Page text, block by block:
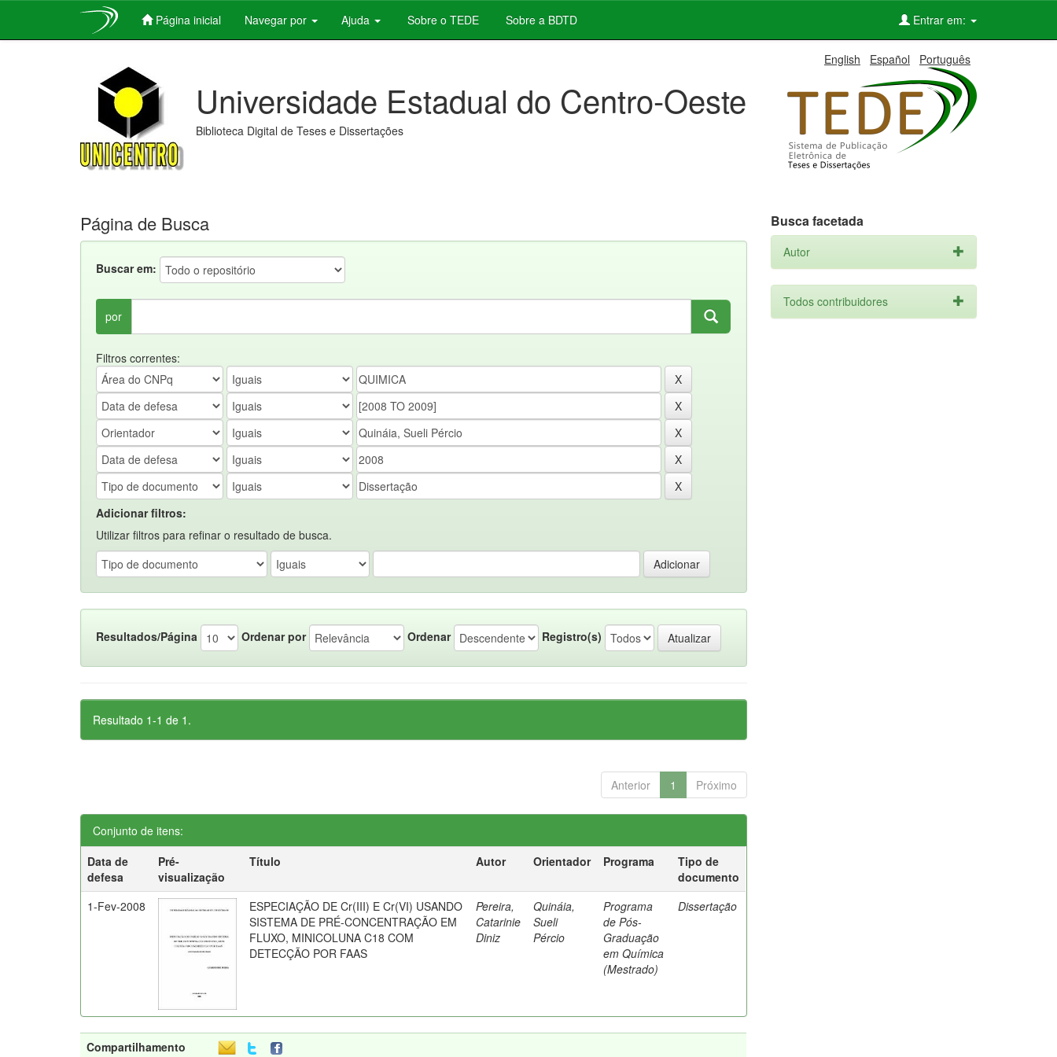
Página inicial Navegar por Ajuda Sobre o TEDE Sobre a BDTD Entrar em:
English Español Português
Universidade Estadual do Centro-Oeste
Biblioteca Digital de Teses e Dissertações
Página de Busca
Buscar em:
por
Filtros correntes:
Adicionar filtros:
Utilizar filtros para refinar o resultado de busca.
Resultados/Página Ordenar por Ordenar Registro(s)
Resultado 1-1 de 1.
Anterior 1 Próximo
Conjunto de itens:
Data de
defesa
Pré-
visualização
Título Autor Orientador Programa
Tipo de
documento
1-Fev-2008
ESPECIAÇÃO DE Cr(III) E Cr(VI) USANDO
SISTEMA DE PRÉ-CONCENTRAÇÃO EM
FLUXO, MINICOLUNA C18 COM
DETECÇÃO POR FAAS
Pereira,
Catarinie
Diniz
Quináia,
Sueli
Pércio
Programa
de Pós-
Graduação
em Química
(Mestrado)
Dissertação
Compartilhamento
Busca facetada
Autor
Todos contribuidores